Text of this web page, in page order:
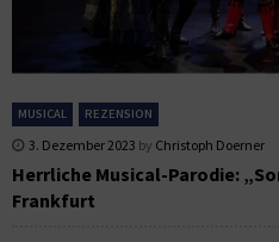
MUSICAL REZENSION
3. Dezember 2023 by Christoph Doerner
Herrliche Musical-Parodie:
Frankfurt